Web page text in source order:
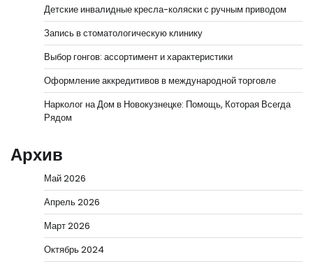
Детские инвалидные кресла-коляски с ручным приводом
Запись в стоматологическую клинику
Выбор гонгов: ассортимент и характеристики
Оформление аккредитивов в международной торговле
Нарколог на Дом в Новокузнецке: Помощь, Которая Всегда
Рядом
Архив
Май 2026
Апрель 2026
Март 2026
Октябрь 2024